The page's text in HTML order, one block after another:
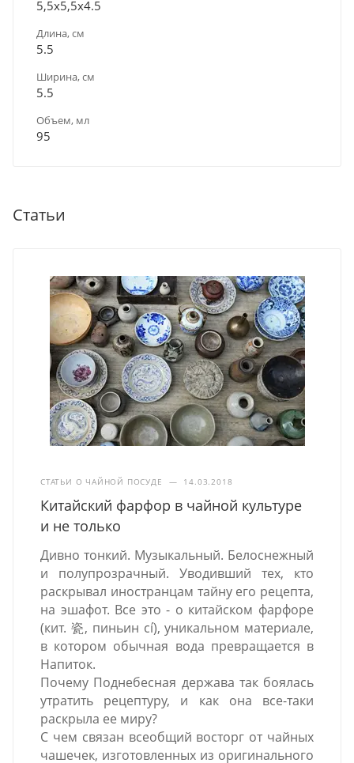
5,5х5,5х4.5
Длина, см
5.5
Ширина, см
5.5
Объем, мл
95
Статьи
СТАТЬИ О ЧАЙНОЙ ПОСУДЕ — 14.03.2018
Китайский фарфор в чайной культуре
и не только
Дивно тонкий. Музыкальный. Белоснежный
и полупрозрачный. Уводивший тех, кто
раскрывал иностранцам тайну его рецепта,
на эшафот. Все это - о китайском фарфоре
(кит. 瓷, пиньин cí), уникальном материале,
в котором обычная вода превращается в
Напиток.
Почему Поднебесная держава так боялась
утратить рецептуру, и как она все-таки
раскрыла ее миру?
С чем связан всеобщий восторг от чайных
чашечек, изготовленных из оригинального